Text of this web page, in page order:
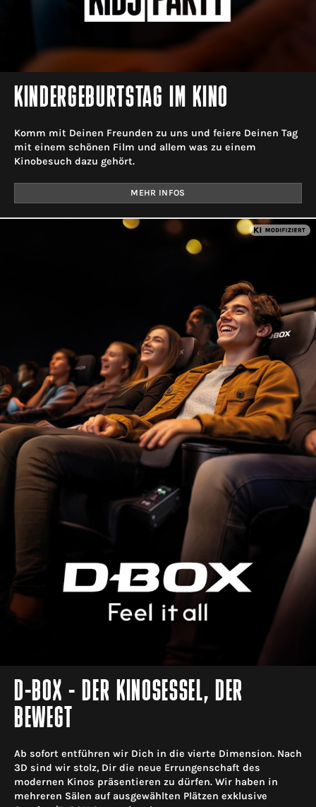
KINDERGEBURTSTAG IM KINO
Komm mit Deinen Freunden zu uns und feiere Deinen Tag
mit einem schönen Film und allem was zu einem
Kinobesuch dazu gehört.
MEHR INFOS
D-BOX - DER KINOSESSEL, DER
BEWEGT
Ab sofort entführen wir Dich in die vierte Dimension. Nach
3D sind wir stolz, Dir die neue Errungenschaft des
modernen Kinos präsentieren zu dürfen. Wir haben in
mehreren Sälen auf ausgewählten Plätzen exklusive